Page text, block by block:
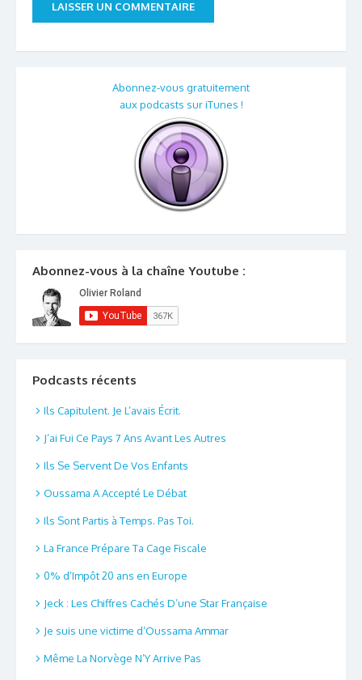
Abonnez-vous gratuitement
aux podcasts sur iTunes !
Abonnez-vous à la chaîne Youtube :
Podcasts récents
Ils Capitulent. Je L’avais Écrit.
J’ai Fui Ce Pays 7 Ans Avant Les Autres
Ils Se Servent De Vos Enfants
Oussama A Accepté Le Débat
Ils Sont Partis à Temps. Pas Toi.
La France Prépare Ta Cage Fiscale
0% d’Impôt 20 ans en Europe
Jeck : Les Chiffres Cachés D’une Star Française
Je suis une victime d’Oussama Ammar
Même La Norvège N’Y Arrive Pas